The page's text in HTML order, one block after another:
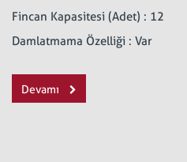
Fincan Kapasitesi (Adet) : 12
Damlatmama Özelliği : Var
Devamı